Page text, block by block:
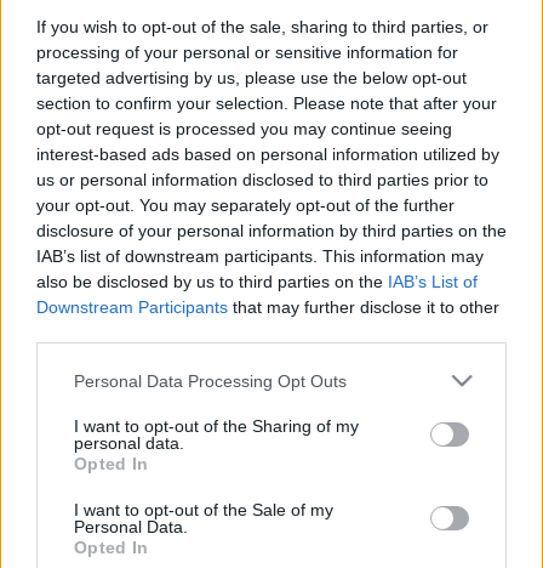
If you wish to opt-out of the sale, sharing to third parties, or
processing of your personal or sensitive information for
targeted advertising by us, please use the below opt-out
section to confirm your selection. Please note that after your
opt-out request is processed you may continue seeing
interest-based ads based on personal information utilized by
us or personal information disclosed to third parties prior to
your opt-out. You may separately opt-out of the further
disclosure of your personal information by third parties on the
IAB’s list of downstream participants. This information may
also be disclosed by us to third parties on the IAB’s List of
Downstream Participants that may further disclose it to other
Please note that this website/app uses one or more Google
not limited to your visit or usage behaviour. You may click to
grant or deny consent to Google and its third-party tags to
use your data for below specified purposes in below Google
consent section.
Personal Data Processing Opt Outs
I want to opt-out of the Sharing of my
personal data.
Opted In
I want to opt-out of the Sale of my
Personal Data.
Opted In
szörnyedvényt, amit 1,055 millióan néztek (24,2%).
Viszont a fiatalok körében az RTL nyert. Tv2: 558
ezer néző (31,8%), RTL 565 ezer néző (35,2%). A
számok a sorozatjunkieról vannak, ahol ezt írták:
"Megint: egy ide, egy oda. A random tévéfilm (ezúttal
direkt hosszút választottak) nem verte meg Uri
Geller-t, viszont 18-49-ben igen. Imígyen mindenki a
saját sikerét kommunikálhatja. De az igazi siker az
RTL Klubé, hiszen a reality továbbra sem semmisíti
meg a versenytársakat."
Címkék:tv tv2 nézettség a kiválasztott
Ajánlott bejegyzések: